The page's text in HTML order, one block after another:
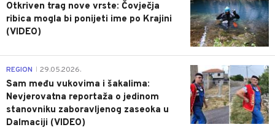
Otkriven trag nove vrste: Čovječja
ribica mogla bi ponijeti ime po Krajini
(VIDEO)
0
REGION 29.05.2026.
Sam među vukovima i šakalima:
Nevjerovatna reportaža o jedinom
stanovniku zaboravljenog zaseoka u
Dalmaciji (VIDEO)